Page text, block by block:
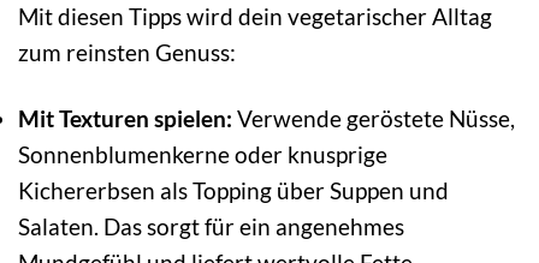
Mit diesen Tipps wird dein vegetarischer Alltag
zum reinsten Genuss:
Mit Texturen spielen: Verwende geröstete Nüsse,
Sonnenblumenkerne oder knusprige
Kichererbsen als Topping über Suppen und
Salaten. Das sorgt für ein angenehmes